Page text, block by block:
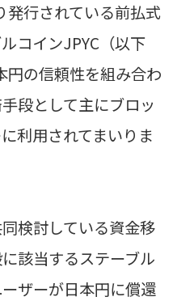
発行されている前払式
コインJPYC （以下
円の信頼性を組み合わ
段として主にブロッ
利用されてまいりま
検討している資金移
該当するステーブル
ザーが日本円に償還